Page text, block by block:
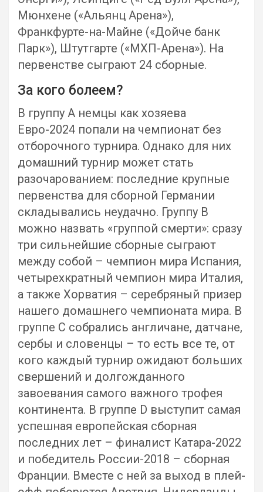
Мюнхене («Альянц Арена»),
Франкфурте-на-Майне («Дойче банк
Парк»), Штутгарте («МХП-Арена»). На
первенстве сыграют 24 сборные.
За кого болеем?
В группу A немцы как хозяева
Евро-2024 попали на чемпионат без
отборочного турнира. Однако для них
домашний турнир может стать
разочарованием: последние крупные
первенства для сборной Германии
складывались неудачно. Группу B
можно назвать «группой смерти»: сразу
три сильнейшие сборные сыграют
между собой – чемпион мира Испания,
четырехкратный чемпион мира Италия,
а также Хорватия – серебряный призер
нашего домашнего чемпионата мира. В
группе C собрались англичане, датчане,
сербы и словенцы – то есть все те, от
кого каждый турнир ожидают больших
свершений и долгожданного
завоевания самого важного трофея
континента. В группе D выступит самая
успешная европейская сборная
последних лет – финалист Катара-2022
и победитель России-2018 – сборная
Франции. Вместе с ней за выход в плей-